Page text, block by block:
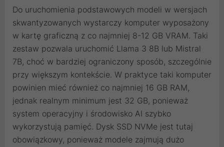
Do uruchomienia podstawowych modeli w wersjach
skwantyzowanych wystarczy komputer wyposażony
w kartę graficzną z co najmniej 8-12 GB VRAM. Taki
zestaw pozwala uruchomić Llama 3 8B lub Mistral
7B, choć w bardziej ograniczony sposób, szczególnie
przy większym kontekście. W praktyce taki komputer
powinien mieć również co najmniej 16 GB RAM,
jednak realnym minimum jest 32 GB, ponieważ
system operacyjny i środowisko AI szybko
wykorzystują pamięć. Dysk SSD NVMe jest tutaj
obowiązkowy, ponieważ modele zajmują dużo